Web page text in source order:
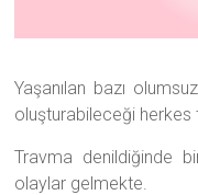
Yaşanılan bazı
oluşturabileceği herkes
Travma denildiğinde
olaylar gelmekte.